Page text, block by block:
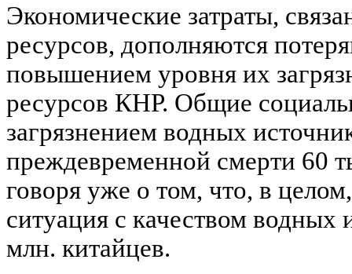
Экономические затраты,
ресурсов, дополняются
повышением уровня их
ресурсов КНР. Общие
загрязнением водных
преждевременной смерти 60
говоря уже о том, что, в
ситуация с качеством водных
млн. китайцев.